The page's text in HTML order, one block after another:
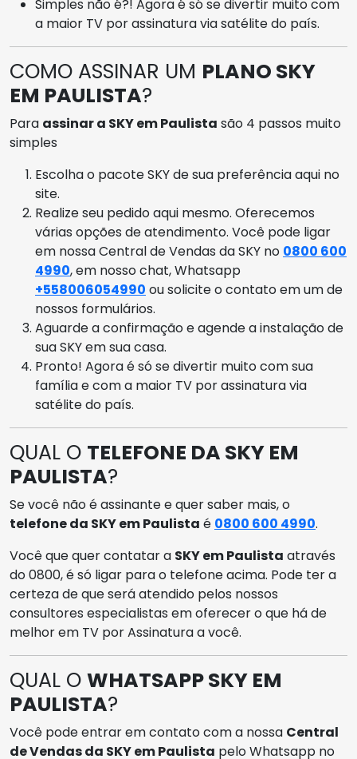
Simples não é?! Agora é só se divertir muito com
a maior TV por assinatura via satélite do país.
COMO ASSINAR UM PLANO SKY
EM PAULISTA?
Para assinar a SKY em Paulista são 4 passos muito
simples
Escolha o pacote SKY de sua preferência aqui no
site.
Realize seu pedido aqui mesmo. Oferecemos
várias opções de atendimento. Você pode ligar
em nossa Central de Vendas da SKY no 0800 600
4990, em nosso chat, Whatsapp
+558006054990 ou solicite o contato em um de
nossos formulários.
Aguarde a confirmação e agende a instalação de
sua SKY em sua casa.
Pronto! Agora é só se divertir muito com sua
família e com a maior TV por assinatura via
satélite do país.
QUAL O TELEFONE DA SKY EM
PAULISTA?
Se você não é assinante e quer saber mais, o
telefone da SKY em Paulista é 0800 600 4990.
Você que quer contatar a SKY em Paulista através
do 0800, é só ligar para o telefone acima. Pode ter a
certeza de que será atendido pelos nossos
consultores especialistas em oferecer o que há de
melhor em TV por Assinatura a você.
QUAL O WHATSAPP SKY EM
PAULISTA?
Você pode entrar em contato com a nossa Central
de Vendas da SKY em Paulista pelo Whatsapp no